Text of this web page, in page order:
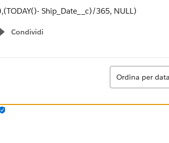
Ship_Date__c)/365, NULL)
Condividi
Show menu
Ordina
Ordina per data